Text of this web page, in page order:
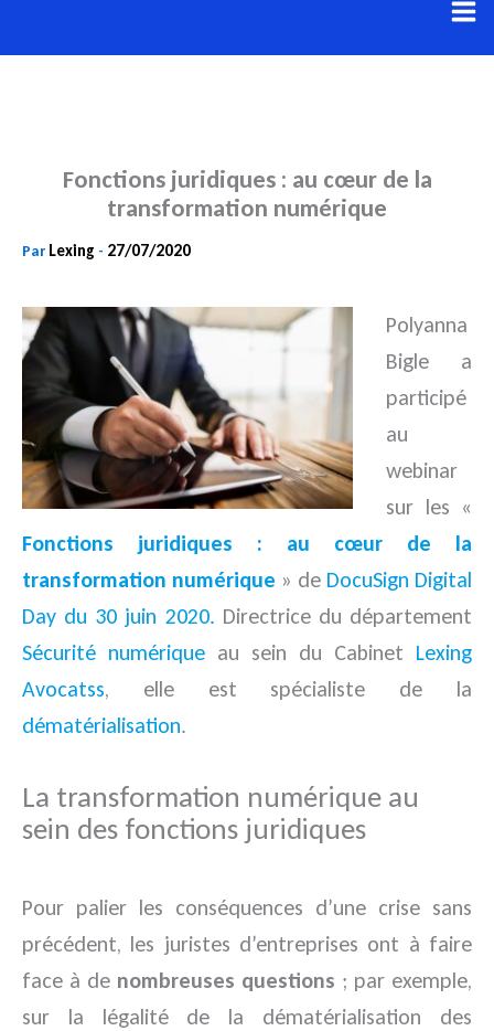
au
Fonctions juridiques : au cœur de la
transformation numérique
Par Lexing - 27/07/2020
Polyanna
Bigle a
participé
au
webinar
sur les «
Fonctions juridiques : au cœur de la
transformation numérique » de DocuSign Digital
Day du 30 juin 2020. Directrice du département
Sécurité numérique au sein du Cabinet Lexing
Avocatss, elle est spécialiste de la
dématérialisation.
La transformation numérique au
sein des fonctions juridiques
Pour palier les conséquences d’une crise sans
précédent, les juristes d’entreprises ont à faire
face à de nombreuses questions ; par exemple,
sur la légalité de la dématérialisation des